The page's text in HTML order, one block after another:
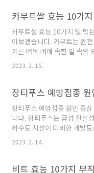
준은 50세입니다. 단, 모든
황반변성이 나타나는 것..
섭취해줘야 합니다. 류신 많
적으로 만들어지지 않은데,
하고 합성을 촉진시켜 체내
중요한 역할을 하는데요. 오
식 13가지에 대해서 알아보
음식 1. 우유 우유는 칼슘, 단
수 아미노산이 모두 포함되
카무트쌀 효능 10가
카무트쌀 효능 10가지 및 먹
아보겠습니다. 카무트는 완
기른 벼목 벼에 속한 밀 속의
문자 사전에서 발견되었습니
게 인기 있는 곡물입니다. 카
카무트쌀이란 호라산밀의
밀은 이집트에서 재배되고,
섬유, 마그네슘, 셀레늄, 아연
어 있습니다. 건강에 좋을 뿐
품으로도 인기가 좋기 때문에,
있습니다. 카무트는 혈당지수
2023. 2. 15.
장티푸스 예방접종
장티푸스 예방접종 원인 증
니다. 장티푸스는 급성 전실
하수도 시설이 미비한 개발
하는 질환으로 알려져 있습니
스는 백신접종을 하여 예방할
니다. 장티푸스는 과거에는
2023. 2. 14.
비트 효능 10가지 부